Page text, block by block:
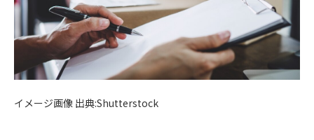
イメージ画像 出典:Shutterstock